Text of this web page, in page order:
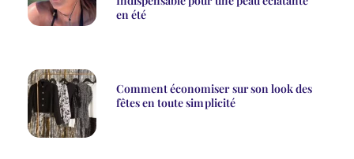
en été
Comment économiser sur son look des
fêtes en toute simplicité